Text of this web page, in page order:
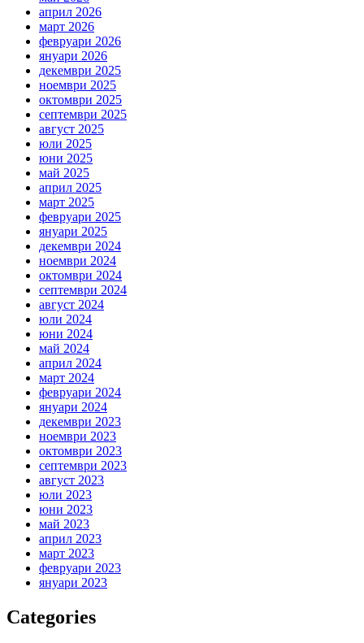
април 2026
март 2026
февруари 2026
януари 2026
декември 2025
ноември 2025
октомври 2025
септември 2025
август 2025
юли 2025
юни 2025
май 2025
април 2025
март 2025
февруари 2025
януари 2025
декември 2024
ноември 2024
октомври 2024
септември 2024
август 2024
юли 2024
юни 2024
май 2024
април 2024
март 2024
февруари 2024
януари 2024
декември 2023
ноември 2023
октомври 2023
септември 2023
август 2023
юли 2023
юни 2023
май 2023
април 2023
март 2023
февруари 2023
януари 2023
Categories